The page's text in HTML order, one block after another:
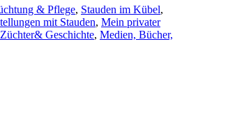
& Pflege, Stauden im Kübel,
mit Stauden, Mein privater
Geschichte, Medien, Bücher,